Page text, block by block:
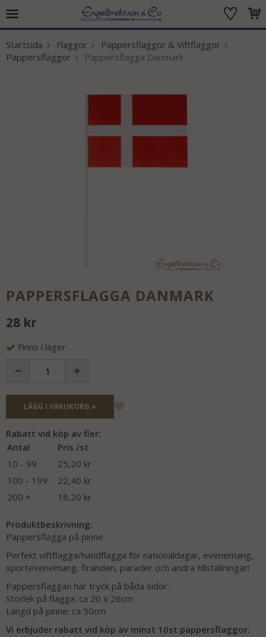
Produkten har blivit tillagd i varukorgen
Startsida Flaggor
Pappersflaggor & Viftflaggor
Pappersflaggor
Pappersflagga Danmark
PAPPERSFLAGGA DANMARK
28 kr
Finns i lager
LÄGG I VARUKORG »
Rabatt vid köp av fler:
Antal
Pris /st
10 - 99
25,20 kr
100 - 199
22,40 kr
200 +
18,20 kr
Produktbeskrivning:
Pappersflagga på pinne.
Perfekt viftflagga/handflagga för nationaldagar, evenemang,
sportevenemang, firanden, parader och andra tillställningar!
Pappersflaggan har tryck på båda sidor.
Storlek på flagga: ca 20 x 26cm
Längd på pinne: ca 50cm
Vi erbjuder rabatt vid köp av minst 10st pappersflaggor: